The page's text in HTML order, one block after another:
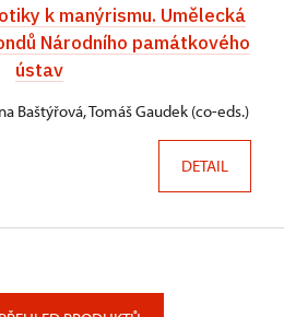
k manýrismu. Umělecká
Národního památkového
ústav
Baštýřová, Tomáš Gaudek (co-eds.)
DETAIL